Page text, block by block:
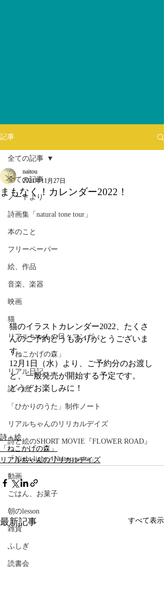
記事
全ての記事
ノートより
詩画集「natural tone tour」
本のこと
フリーペーパー
絵、作品
音楽、楽器
映画
猫
リアルちゃんの日々マンガ
「ねこかげの森」
リアル日記
詩＋絵
「ひかりのうた」制作ノート
リアルちゃんのリリカルデイズ
詩と絵のSHORT MOVIE『FLOWER ROAD』
「Night light／Naitou write」
動画
ごはん、お菓子
朝のlesson
雑貨
ふしぎ
読書会
全ての記事
まもなく！カレンダー2022！
naitou
2021年11月27日
猫のイラストカレンダー2022、たくさ
んのご予約どうもありがとうございま
す。
12月1日（水）より、ご予約分のお渡し
と、一般発売が開始する予定です。
どうぞお楽しみに！
詩＋絵
「ねこかげの森」
リアルちゃんのリリカルデイズ
最新記事 すべて表示